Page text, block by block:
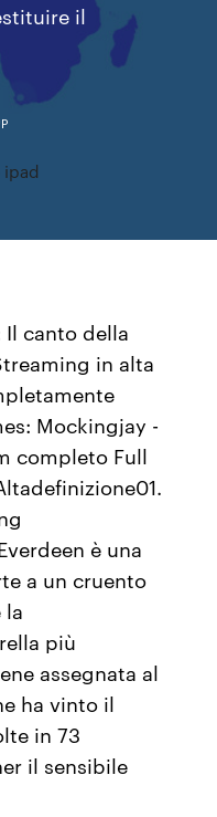
il
Il canto della
in alta
Mockingjay -
completo Full
è una
a un cruento
la
più
assegnata al
ha vinto il
in 73
il sensibile